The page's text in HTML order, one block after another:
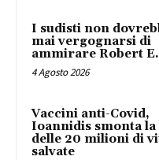
I sudisti non
mai vergognarsi di
ammirare Robert
4 Agosto 2026
Vaccini anti-Covid,
Ioannidis smonta la
delle 20 milioni di
salvate